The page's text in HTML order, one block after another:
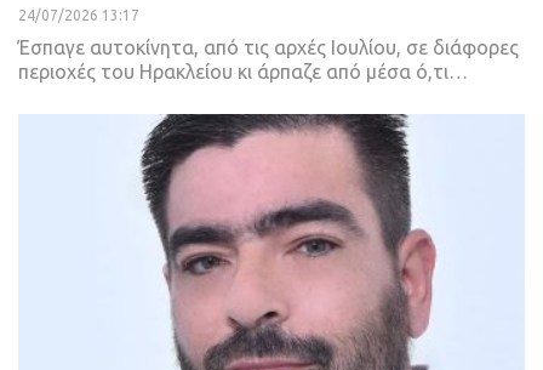
24/07/2026 13:17
Έσπαγε αυτοκίνητα, από τις αρχές Ιουλίου, σε διάφορες
περιοχές του Ηρακλείου κι άρπαζε από μέσα ό,τι…